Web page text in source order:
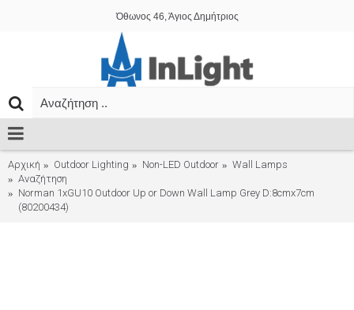
Όθωνος 46, Άγιος Δημήτριος
Αρχική Outdoor Lighting Non-LED Outdoor
Wall Lamps
Αναζήτηση
Norman 1xGU10 Outdoor Up or Down Wall Lamp Grey D:8cmx7cm
(80200434)